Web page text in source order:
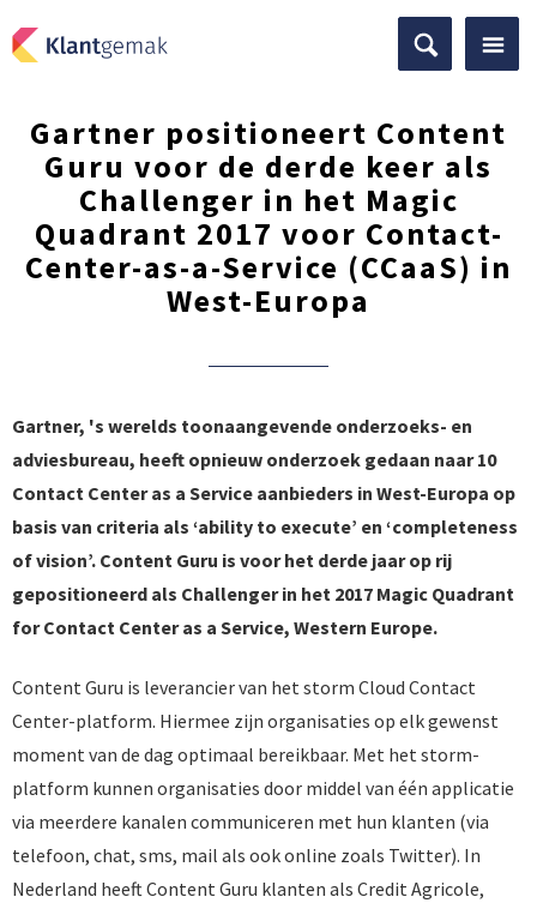
Gartner positioneert Content
Guru voor de derde keer als
Challenger in het Magic
Quadrant 2017 voor Contact-
Center-as-a-Service (CCaaS) in
West-Europa
Gartner, 's werelds toonaangevende onderzoeks- en
adviesbureau, heeft opnieuw onderzoek gedaan naar 10
Contact Center as a Service aanbieders in West-Europa op
basis van criteria als ‘ability to execute’ en ‘completeness
of vision’. Content Guru is voor het derde jaar op rij
gepositioneerd als Challenger in het 2017 Magic Quadrant
for Contact Center as a Service, Western Europe.
Content Guru is leverancier van het storm Cloud Contact
Center-platform. Hiermee zijn organisaties op elk gewenst
moment van de dag optimaal bereikbaar. Met het storm-
platform kunnen organisaties door middel van één applicatie
via meerdere kanalen communiceren met hun klanten (via
telefoon, chat, sms, mail als ook online zoals Twitter). In
Nederland heeft Content Guru klanten als Credit Agricole,